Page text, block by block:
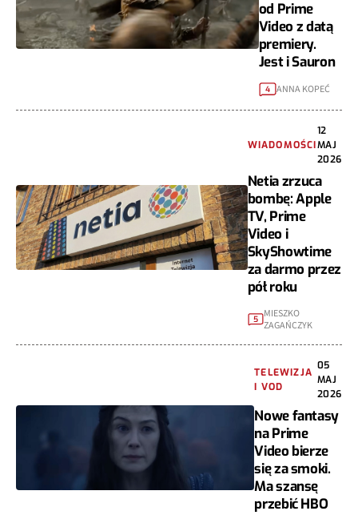
od Prime
Video z datą
premiery.
Jest i Sauron
4 ANNA KOPEĆ
WIADOMOŚCI
12
MAJ
2026
Netia zrzuca
bombę: Apple
TV, Prime
Video i
SkyShowtime
za darmo przez
pół roku
5 MIESZKO
ZAGAŃCZYK
TELEWIZJA
I VOD
05
MAJ
2026
Nowe fantasy
na Prime
Video bierze
się za smoki.
Ma szansę
przebić HBO